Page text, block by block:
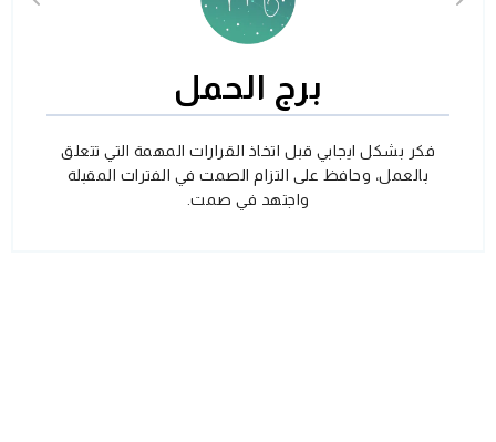
برج الحمل
فكر بشكل ايجابي قبل اتخاذ القرارات المهمة التي تتعلق
بالعمل، وحافظ على التزام الصمت في الفترات المقبلة
واجتهد في صمت.